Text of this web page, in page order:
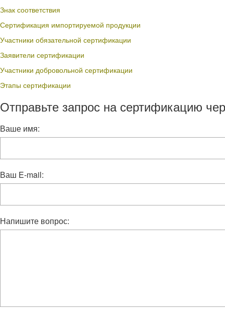
Знак соответствия
Сертификация импортируемой продукции
Участники обязательной сертификации
Заявители сертификации
Участники добровольной сертификации
Этапы сертификации
Отправьте запрос на сертификацию
Ваше имя:
Ваш E-mail:
Напишите вопрос: